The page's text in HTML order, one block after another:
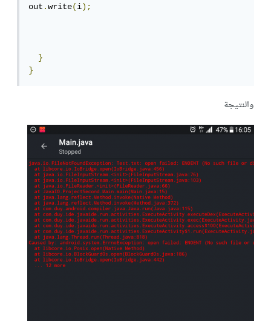
out.write(i);
}
}
والنتيجة